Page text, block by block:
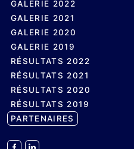
GALERIE 2022
GALERIE 2021
GALERIE 2020
GALERIE 2019
RÉSULTATS 2022
RÉSULTATS 2021
RÉSULTATS 2020
RÉSULTATS 2019
PARTENAIRES